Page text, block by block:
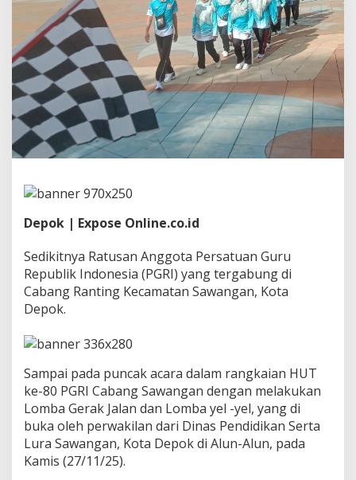
G
R
I
R
a
t
u
s
n
G
L
o
b
a
G
a
l
a
n
d
Depok | Expose Online.co.id
Sedikitnya Ratusan Anggota Persatuan Guru
Republik Indonesia (PGRI) yang tergabung di
Cabang Ranting Kecamatan Sawangan, Kota
Depok.
Sampai pada puncak acara dalam rangkaian HUT
ke-80 PGRI Cabang Sawangan dengan melakukan
Lomba Gerak Jalan dan Lomba yel -yel, yang di
buka oleh perwakilan dari Dinas Pendidikan Serta
Lura Sawangan, Kota Depok di Alun-Alun, pada
Kamis (27/11/25).